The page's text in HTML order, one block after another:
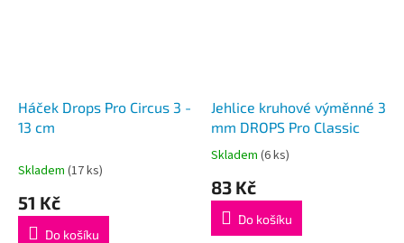
Háček Drops Pro Circus 3 -
13 cm
Skladem (17 ks)
51 Kč
Do košíku
Jehlice kruhové výměnné 3
mm DROPS Pro Classic
Průměrné
produktu
5,0
Skladem (6 ks)
83 Kč
Do košíku